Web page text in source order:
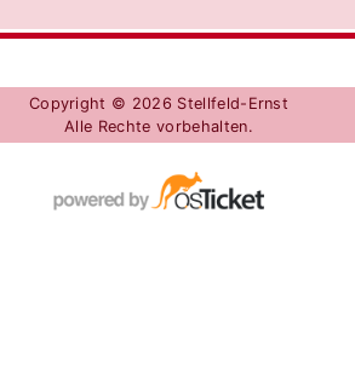
Copyright © 2026 Stellfeld-Ernst
Alle Rechte vorbehalten.